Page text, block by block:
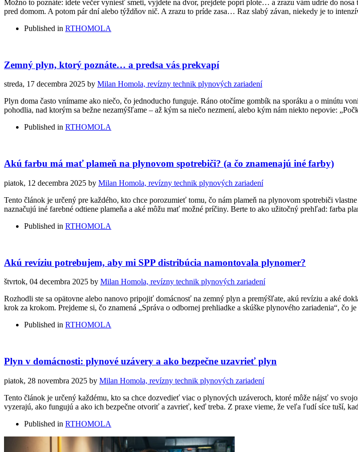
Možno to poznáte: idete večer vyniesť smeti, vyjdete na dvor, prejdete popri plote… a zrazu vám udrie do
pred domom. A potom pár dní alebo týždňov nič. A zrazu to príde zasa… Raz slabý závan, niekedy je to
Published in RTHOMOLA
Zemný plyn, ktorý poznáte… a predsa vás prekvapí
streda, 17 decembra 2025 by Milan Homola, revízny technik plynových zariadení
Plyn doma často vnímame ako niečo, čo jednoducho funguje. Ráno otočíme gombík na sporáku a o minútu
pohodlia, nad ktorým sa bežne nezamýšľame – až kým sa niečo nezmení, alebo kým nám niekto nepovie:
Published in RTHOMOLA
Akú farbu má mať plameň na plynovom spotrebiči? (a čo znamenajú iné farby)
piatok, 12 decembra 2025 by Milan Homola, revízny technik plynových zariadení
Tento článok je určený pre každého, kto chce porozumieť tomu, čo nám plameň na plynovom spotrebiči
naznačujú iné farebné odtiene plameňa a aké môžu mať možné príčiny. Berte to ako užitočný prehľad: farba
Published in RTHOMOLA
Akú revíziu potrebujem, aby mi SPP distribúcia namontovala plynomer?
štvrtok, 04 decembra 2025 by Milan Homola, revízny technik plynových zariadení
Rozhodli ste sa opätovne alebo nanovo pripojiť domácnosť na zemný plyn a premýšľate, akú revíziu a aké
krok za krokom. Prejdeme si, čo znamená „Správa o odbornej prehliadke a skúške plynového zariadenia“, čo
Published in RTHOMOLA
Plyn v domácnosti: plynové uzávery a ako bezpečne uzavrieť plyn
piatok, 28 novembra 2025 by Milan Homola, revízny technik plynových zariadení
Tento článok je určený každému, kto sa chce dozvedieť viac o plynových uzáveroch, ktoré môže nájsť vo
vyzerajú, ako fungujú a ako ich bezpečne otvoriť a zavrieť, keď treba. Z praxe vieme, že veľa ľudí síce tuší,
Published in RTHOMOLA